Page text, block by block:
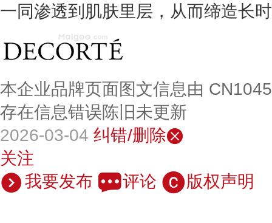
一同渗透到肌肤里层，从而缔造长
本企业品牌页面图文信息由
存在信息错误陈旧未更新
2026-03-04 纠错/删除
关注
我要发布
评论 版权声明